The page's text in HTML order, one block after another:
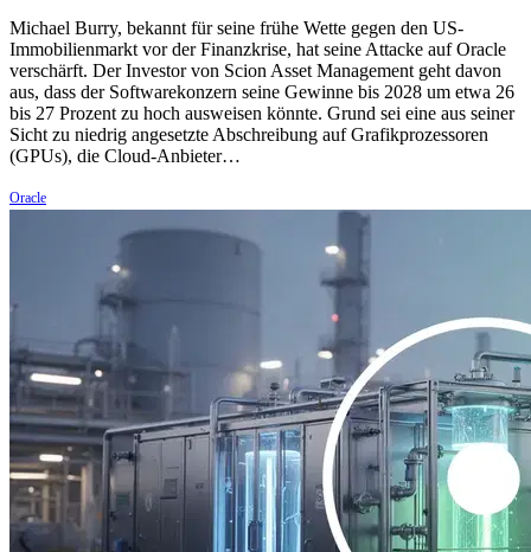
Michael Burry, bekannt für seine frühe Wette gegen den US-
Immobilienmarkt vor der Finanzkrise, hat seine Attacke auf Oracle
verschärft. Der Investor von Scion Asset Management geht davon
aus, dass der Softwarekonzern seine Gewinne bis 2028 um etwa 26
bis 27 Prozent zu hoch ausweisen könnte. Grund sei eine aus seiner
Sicht zu niedrig angesetzte Abschreibung auf Grafikprozessoren
(GPUs), die Cloud-Anbieter…
Oracle